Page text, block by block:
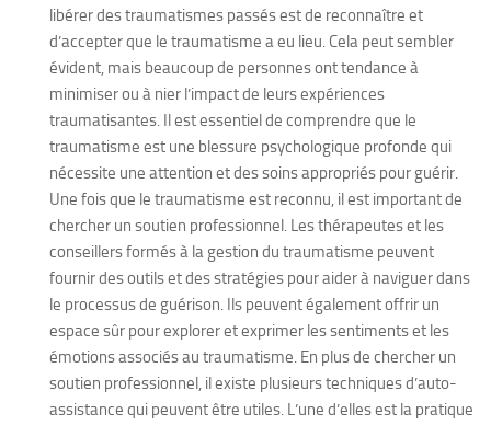
libérer des traumatismes passés est de reconnaître et
d’accepter que le traumatisme a eu lieu. Cela peut sembler
évident, mais beaucoup de personnes ont tendance à
minimiser ou à nier l’impact de leurs expériences
traumatisantes. Il est essentiel de comprendre que le
traumatisme est une blessure psychologique profonde qui
nécessite une attention et des soins appropriés pour guérir.
Une fois que le traumatisme est reconnu, il est important de
chercher un soutien professionnel. Les thérapeutes et les
conseillers formés à la gestion du traumatisme peuvent
fournir des outils et des stratégies pour aider à naviguer dans
le processus de guérison. Ils peuvent également offrir un
espace sûr pour explorer et exprimer les sentiments et les
émotions associés au traumatisme. En plus de chercher un
soutien professionnel, il existe plusieurs techniques d’auto-
assistance qui peuvent être utiles. L’une d’elles est la pratique